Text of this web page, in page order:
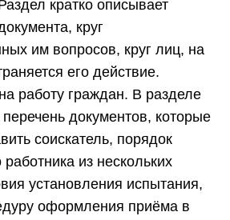
кратко описывает
круг
им вопросов, круг лиц, на
его действие.
работу граждан. В разделе
перечень документов, которые
соискатель, порядок
из нескольких
установления испытания,
оформления приёма в